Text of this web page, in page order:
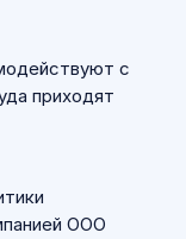
с
приходят
ООО